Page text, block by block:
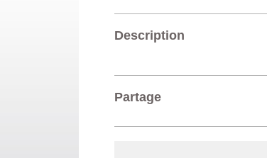
Description
Partage